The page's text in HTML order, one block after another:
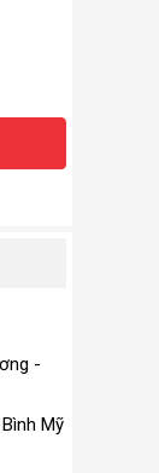
-
Mỹ